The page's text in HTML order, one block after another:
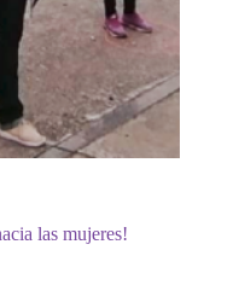
las mujeres!